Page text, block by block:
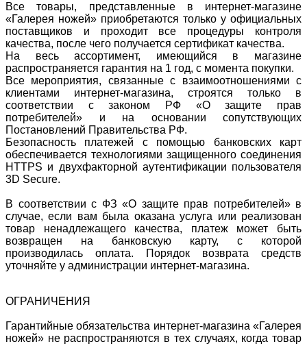
Все товары, представленные в интернет-магазине
«Галерея ножей» приобретаются только у официальных
поставщиков и проходит все процедуры контроля
качества, после чего получается сертификат качества.
На весь ассортимент, имеющийся в магазине
распространяется гарантия на 1 год, с момента покупки.
Все мероприятия, связанные с взаимоотношениями с
клиентами интернет-магазина, строятся только в
соответствии с законом РФ «О защите прав
потребителей» и на основании сопутствующих
Постановлений Правительства РФ.
Безопасность платежей с помощью банковских карт
обеспечивается технологиями защищенного соединения
HTTPS и двухфакторной аутентификации пользователя
3D Secure.
В соответствии с ФЗ «О защите прав потребителей» в
случае, если вам была оказана услуга или реализован
товар ненадлежащего качества, платеж может быть
возвращен на банковскую карту, с которой
производилась оплата. Порядок возврата средств
уточняйте у администрации интернет-магазина.
ОГРАНИЧЕНИЯ
Гарантийные обязательства интернет-магазина «Галерея
ножей» не распространяются в тех случаях, когда товар